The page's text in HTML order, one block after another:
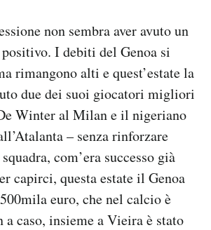
non sembra aver avuto un
I debiti del Genoa si
rimangono alti e quest’estate la
due dei suoi giocatori migliori
Winter al Milan e il nigeriano
– senza rinforzare
com’era successo già
capirci, questa estate il Genoa
euro, che nel calcio è
caso, insieme a Vieira è stato